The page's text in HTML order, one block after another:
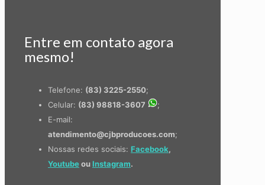
Entre em contato agora
mesmo!
Telefone: (83) 3225-2550;
Celular: (83) 98818-3607
;
E-mail:
atendimento@cjbproducoes.com;
Nossas redes sociais: Facebook,
Youtubeou Instagram.